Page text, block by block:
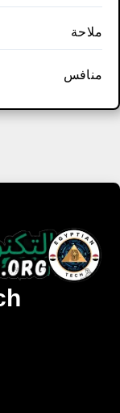
ملاحة
منافس